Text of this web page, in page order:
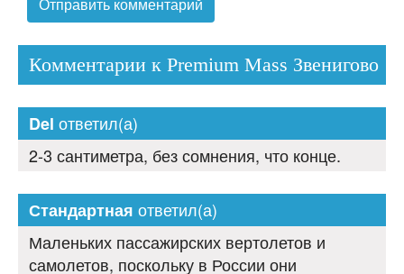
Комментарии к Premium Mass Звенигово
Del ответил(а)
2-3 сантиметра, без сомнения, что конце.
Стандартная ответил(а)
Маленьких пассажирских вертолетов и
самолетов, поскольку в России они